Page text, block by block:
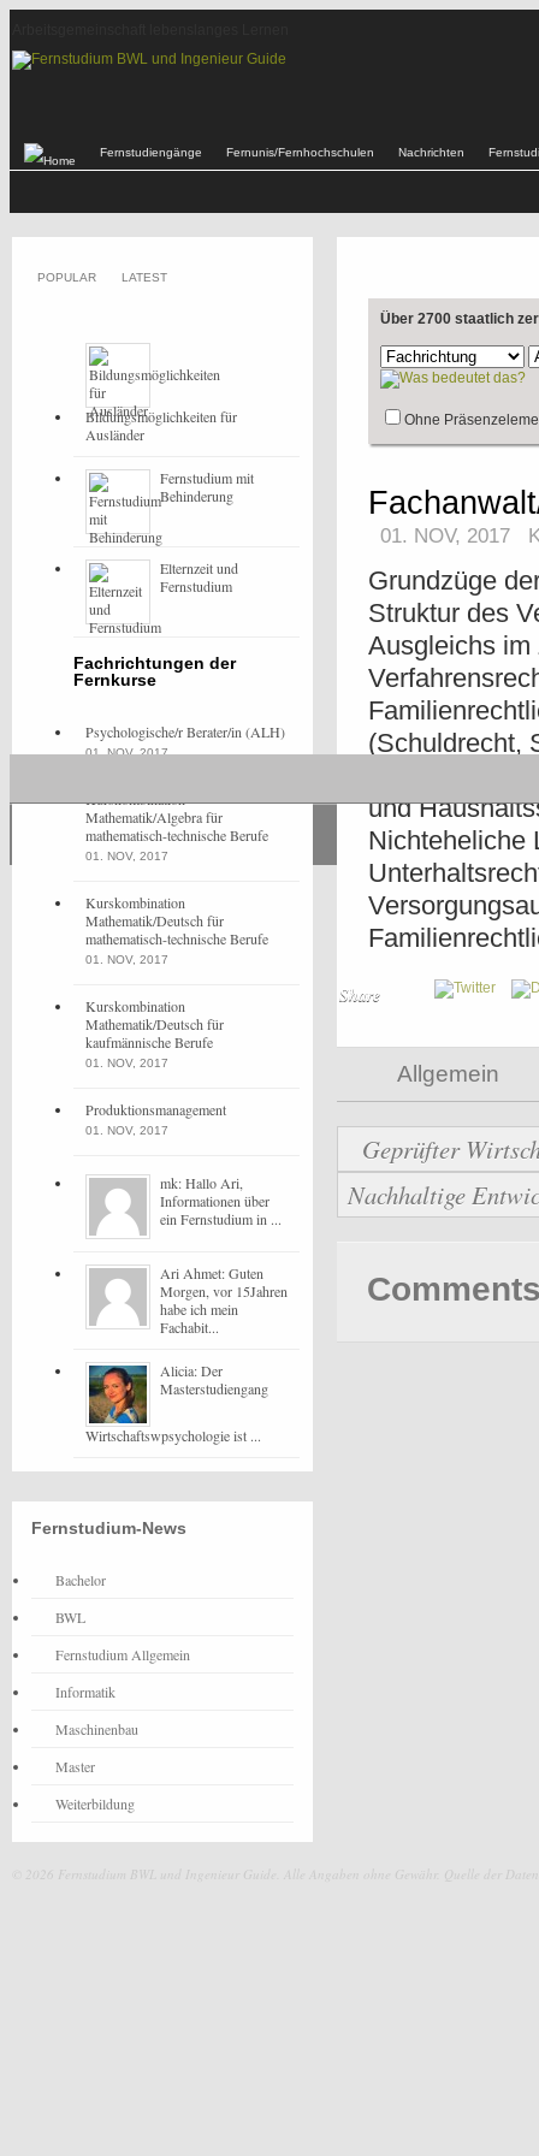
Fernstudiengänge Fernunis/Fernhochschulen Nachrichten
Über 2700 staatlich
Ohne
01. NOV, 2017
Grundzüge
Struktur des
Ausgleichs im
(Schuldrecht,
und
Nichteheliche
Share
Allgemein
Geprüfter
Nachhaltige
POPULAR LATEST
Bildungsmöglichkeiten für
Ausländer
Fernstudium mit
Behinderung
Elternzeit und
Fernstudium
Fachrichtungen der
Fernkurse
Psychologische/r Berater/in (ALH)
01. NOV, 2017
Kurskombination
Mathematik/Algebra für
mathematisch-technische Berufe
01. NOV, 2017
Kurskombination
Mathematik/Deutsch für
mathematisch-technische Berufe
01. NOV, 2017
Kurskombination
Mathematik/Deutsch für
kaufmännische Berufe
01. NOV, 2017
Produktionsmanagement
01. NOV, 2017
mk: Hallo Ari,
Informationen über
ein Fernstudium in ...
Ari Ahmet: Guten
Morgen, vor 15Jahren
habe ich mein
Fachabit...
Alicia: Der
Masterstudiengang
Wirtschaftswpsychologie ist ...
Fernstudium-News
Bachelor
BWL
Fernstudium Allgemein
Informatik
Maschinenbau
Master
Weiterbildung
© 2026 Fernstudium BWL und Ingenieur Guide. Alle Angaben ohne Gewähr. Quelle der